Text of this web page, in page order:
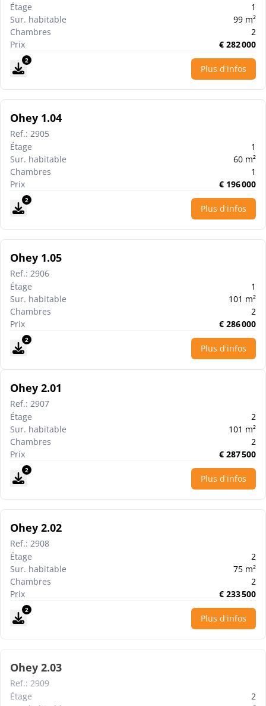
Étage
1
Sur. habitable
99 m²
Chambres
2
Prix
€ 282 000
2
Plus d'infos
Ohey 1.04
Ref.: 2905
Étage
1
Sur. habitable
60 m²
Chambres
1
Prix
€ 196 000
2
Plus d'infos
Ohey 1.05
Ref.: 2906
Étage
1
Sur. habitable
101 m²
Chambres
2
Prix
€ 286 000
2
Plus d'infos
Ohey 2.01
Ref.: 2907
Étage
2
Sur. habitable
101 m²
Chambres
2
Prix
€ 287 500
2
Plus d'infos
Ohey 2.02
Ref.: 2908
Étage
2
Sur. habitable
75 m²
Chambres
2
Prix
€ 233 500
2
Plus d'infos
Ohey 2.03
Ref.: 2909
Étage
2